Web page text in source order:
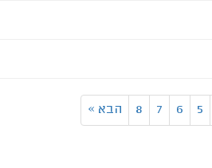
5
6
7
8 הבא »